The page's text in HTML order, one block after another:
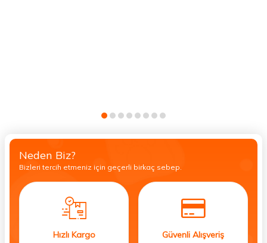
Neden Biz?
Bizleri tercih etmeniz için geçerli birkaç sebep.
Hızlı Kargo Güvenli Alışveriş